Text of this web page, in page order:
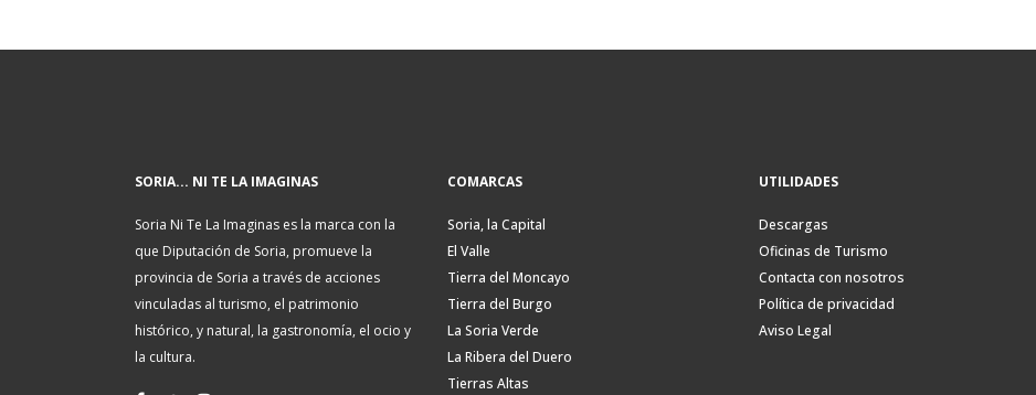
SORIA... NI TE LA IMAGINAS
Soria Ni Te La Imaginas es la marca con la
que Diputación de Soria, promueve la
provincia de Soria a través de acciones
vinculadas al turismo, el patrimonio
histórico, y natural, la gastronomía, el ocio y
la cultura.
COMARCAS
Soria, la Capital
El Valle
Tierra del Moncayo
Tierra del Burgo
La Soria Verde
La Ribera del Duero
Tierras Altas
UTILIDADES
Descargas
Oficinas de Turismo
Contacta con nosotros
Política de privacidad
Aviso Legal